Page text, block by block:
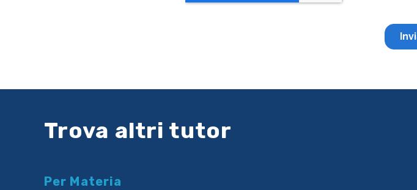
Trova altri tutor
Per Materia